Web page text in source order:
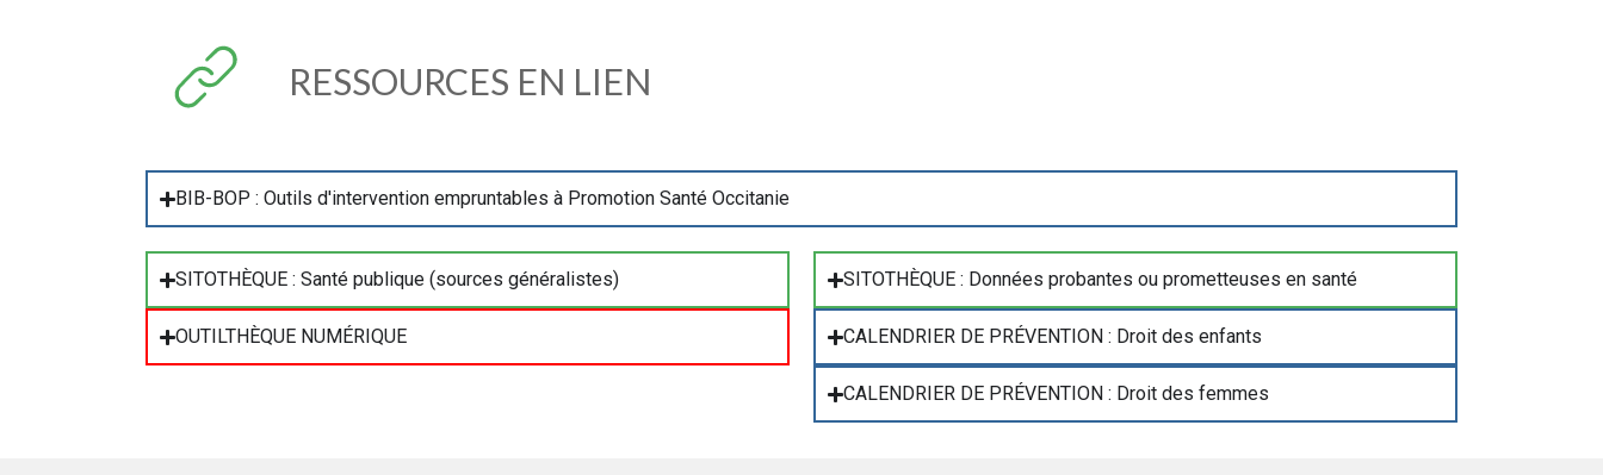
RESSOURCES EN LIEN
BIB-BOP : Outils d'intervention empruntables à Promotion Santé Occitanie
SITOTHÈQUE : Santé publique (sources généralistes)
OUTILTHÈQUE NUMÉRIQUE
SITOTHÈQUE : Données probantes ou prometteuses en santé
CALENDRIER DE PRÉVENTION : Droit des enfants
CALENDRIER DE PRÉVENTION : Droit des femmes